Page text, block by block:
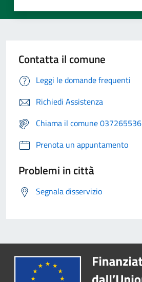
Contatta il comune
Leggi le domande frequenti
Richiedi Assistenza
Chiama il comune 037265536
Prenota un appuntamento
Problemi in città
Segnala disservizio